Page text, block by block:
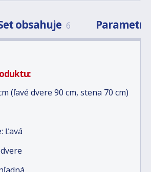
obsahuje 6 Parametre
(ľavé dvere 90 cm, stena 70 cm)
Ľavá